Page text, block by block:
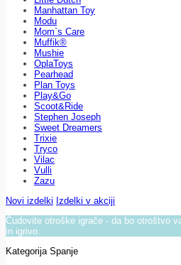
Manhattan Toy
Modu
Mom`s Care
Muffik®
Mushie
OplaToys
Pearhead
Plan Toys
Play&Go
Scoot&Ride
Stephen Joseph
Sweet Dreamers
Trixie
Tryco
Vilac
Vulli
Zazu
Novi izdelki Izdelki v akciji
Čudovite otroške igrače - da bo otroštvo
in igrivo.
Kategorija Spanje